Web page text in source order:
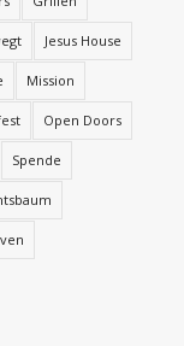
Jesus House
Mission
Open Doors
Spende